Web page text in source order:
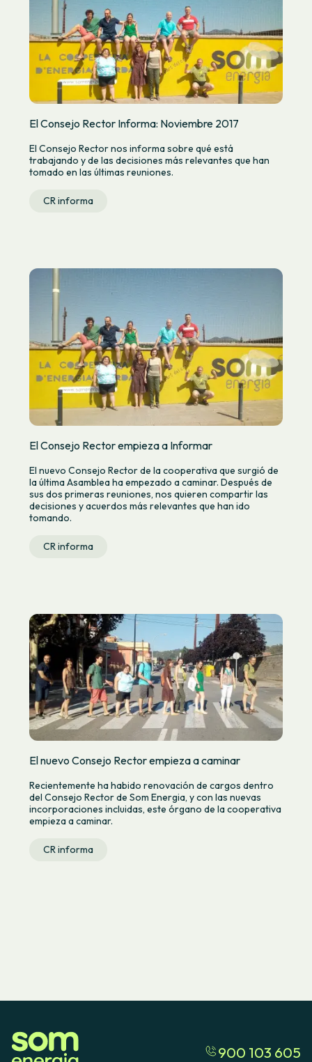
El Consejo Rector Informa: Noviembre 2017
El Consejo Rector nos informa sobre qué está
trabajando y de las decisiones más relevantes que han
tomado en las últimas reuniones.
CR informa
El Consejo Rector empieza a Informar
El nuevo Consejo Rector de la cooperativa que surgió de
la última Asamblea ha empezado a caminar. Después de
sus dos primeras reuniones, nos quieren compartir las
decisiones y acuerdos más relevantes que han ido
tomando.
CR informa
El nuevo Consejo Rector empieza a caminar
Recientemente ha habido renovación de cargos dentro
del Consejo Rector de Som Energia, y con las nuevas
incorporaciones incluidas, este órgano de la cooperativa
empieza a caminar.
CR informa
900 103 605